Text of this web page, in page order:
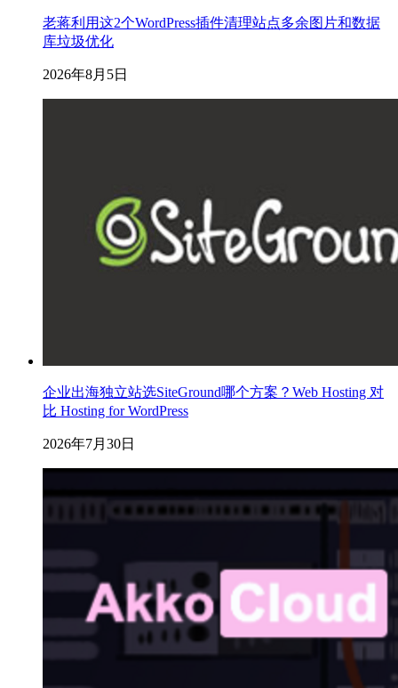
老蒋利用这2个WordPress插件清理站点多余图片和数据
库垃圾优化
2026年8月5日
企业出海独立站选SiteGround哪个方案？Web Hosting 对
比 Hosting for WordPress
2026年7月30日